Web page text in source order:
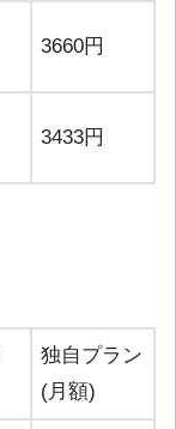
3660円
3433円
独自プラン
(月額)